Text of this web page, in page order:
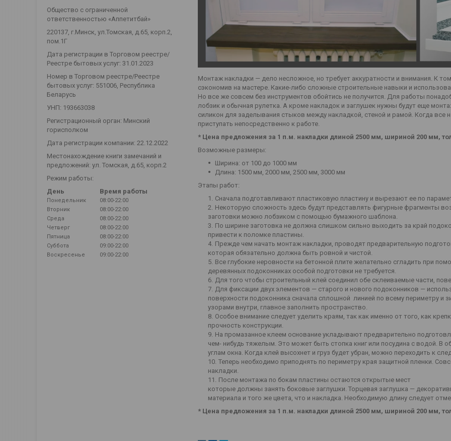
Монтаж накладки — дело несложное, но требует аккуратности и внимания. К
сэкономив на мастере. Какие-либо сложные строительные навыки и
Но все же совсем без инструментов обойтись не получится. Для работы
лобзик и обычная рулетка. А кроме накладок и заглушек нужны будут еще
силикон для заделывания стыков между накладкой, стеной и рамой. Когда все
приступать непосредственно к работе.
* Цена предложения за 1 п.м. накладки длиной 2500 мм, шириной 200 мм,
Возможные размеры:
Ширина: от 100 до 1000 мм
Длина: 1500 мм, 2000 мм, 2500 мм, 3000 мм
Этапы работ:
Сначала подготавливают пластиковую пластину и вырезают ее по
Некоторую сложность здесь будут представлять фигурные фрагменты
заготовки можно лобзиком с помощью бумажного шаблона.
По ширине заготовка не должна слишком сильно выходить за край
привести к поломке пластины.
Прежде чем начать монтаж накладки, проводят предварительную
которая обязательно должна быть ровной и чистой.
Все глубокие неровности на бетонной плите желательно сгладить при
деревянных подоконниках особой подготовки не требуется.
Для того чтобы строительный клей соединил обе склеиваемые части,
Для фиксации двух элементов — старого и нового подоконников —
поверхности подоконника сначала сплошной линией по всему периметру и
узорами внутри, главное заполнить пространство.
Особое внимание следует уделить краям, так как именно от того, как
прочность конструкции.
На промазанное клеем основание укладывают предварительно
чем- нибудь тяжелым. Это может быть стопка книг или посудина с водой. В
углам окна. Когда клей высохнет и груз будет убран, можно переходить к
Теперь необходимо приподнять по периметру края защитной пленки.
накладки.
После монтажа по бокам пластины
которые должны занять боковые заглушки. Торцевая заглушка —
материала и того же цвета, что и накладка. Необходимую длину следует
* Цена предложения за 1 п.м. накладки длиной 2500 мм, шириной 200 мм,
Общество с ограниченной
ответственностью «Аппетитбай»
220137, г.Минск, ул.Томская, д.65, корп.2,
пом.1Г
Дата регистрации в Торговом реестре/
Реестре бытовых услуг: 31.01.2023
Номер в Торговом реестре/Реестре
бытовых услуг: 551006, Республика
Беларусь
УНП: 193663038
Регистрационный орган: Минский
горисполком
Дата регистрации компании: 22.12.2022
Местонахождение книги замечаний и
предложений: ул. Томская, д.65, корп.2
Режим работы:
День
Время работы
Понедельник
08:00-22:00
Вторник
08:00-22:00
Среда
08:00-22:00
Четверг
08:00-22:00
Пятница
08:00-22:00
Суббота
09:00-22:00
Воскресенье
09:00-22:00